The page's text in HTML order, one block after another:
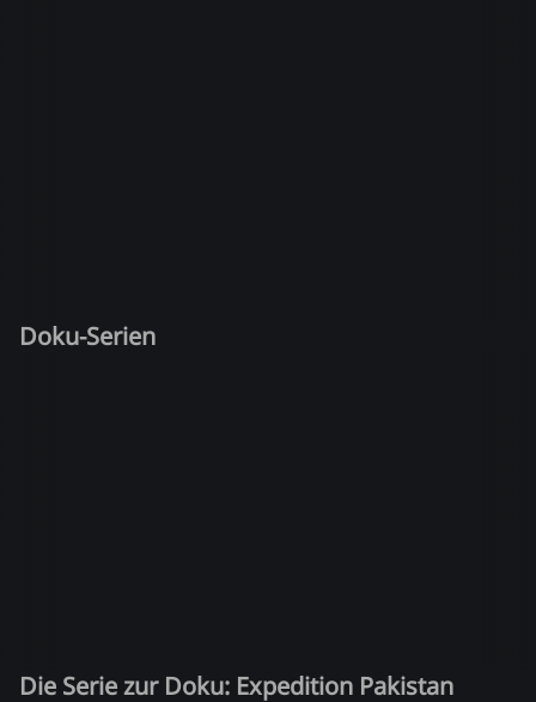
Doku-Serien
Die Serie zur Doku: Expedition Pakistan